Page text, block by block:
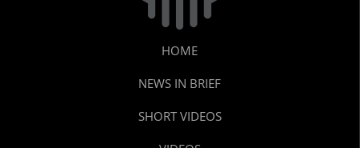
HOME
NEWS IN BRIEF
SHORT VIDEOS